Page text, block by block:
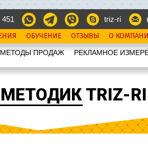
451 triz-ri
ОБУЧЕНИЕ ОТЗЫВЫ О
МЕТОДЫ ПРОДАЖ РЕКЛАМНОЕ
TRIZ-RI